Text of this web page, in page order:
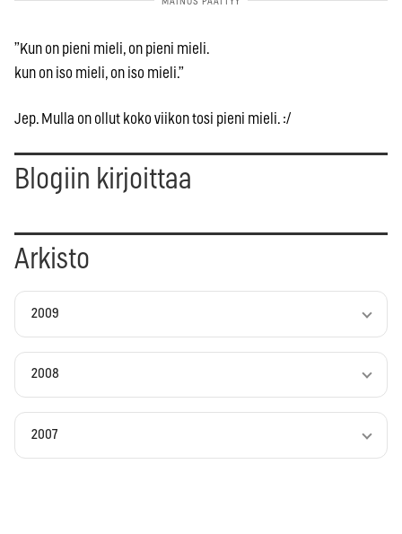
”Kun on pieni mieli, on pieni mieli.
kun on iso mieli, on iso mieli.”
Jep. Mulla on ollut koko viikon tosi pieni mieli. :/
Blogiin kirjoittaa
Arkisto
2009
2008
2007